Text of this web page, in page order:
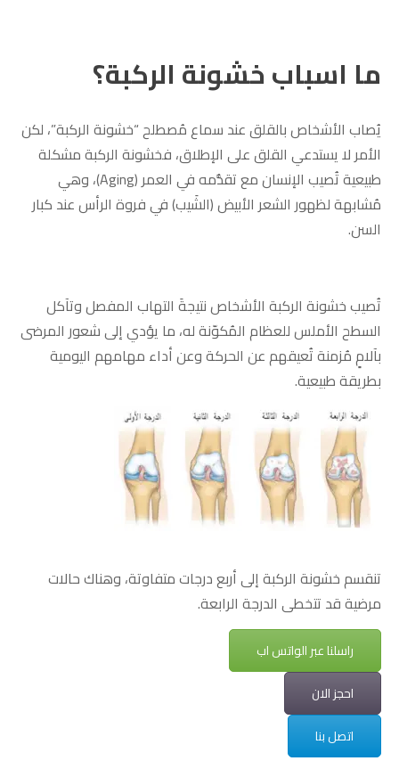
ما اسباب خشونة الركبة؟
يُصاب الأشخاص بالقلق عند سماع مُصطلح “خشونة الركبة”، لكن
الأمر لا يستدعي القلق على الإطلاق، فخشونة الركبة مشكلة
طبيعية تُصيب الإنسان مع تقدُّمه في العمر (Aging)، وهي
مُشابهة لظهور الشعر الأبيض (الشَيب) في فروة الرأس عند كبار
السن.
تُصيب خشونة الركبة الأشخاص نتيجةَ التهاب المفصل وتآكل
السطح الأملس للعظام المُكوّنة له، ما يؤدي إلى شعور المرضى
بآلامٍ مُزمنة تُعيقهم عن الحركة وعن أداء مهامهم اليومية
بطريقة طبيعية.
تنقسم خشونة الركبة إلى أربع درجات متفاوتة، وهناك حالات
مرضية قد تتخطى الدرجة الرابعة.
راسلنا عبر الواتس اب
احجز الان
اتصل بنا